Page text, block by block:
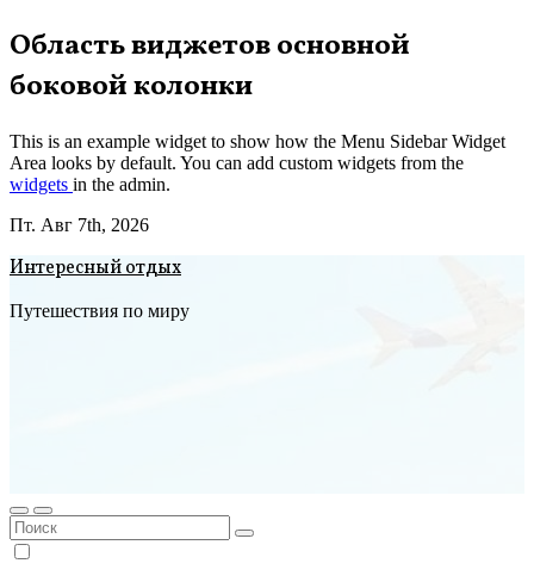
Перейти
к
содержимому
Область виджетов основной
боковой колонки
This is an example widget to show how the Menu Sidebar Widget
Area looks by default. You can add custom widgets from the
widgets in the admin.
Пт. Авг 7th, 2026
Интересный отдых
Путешествия по миру